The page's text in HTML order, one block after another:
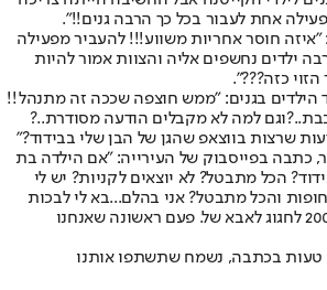
אחת לעבור בכל כך הרבה גנים!!".
"איזה חוסר אחריות משווע!!! להעביר מפעילה
ילדים נחשפים אליה והצוות אמור להיות
כזה???".
הילדים בגנים: "ממש חוצפה שככה זה מתנהל!!
למה לא מקבלים הודעה מסודרת..?
שרצות בווצאפ שהגן של הבן שלי בבידוד?"
כתבה בפייסבוק של העירייה: ״אם הילדה בת
הכל מתבטל? לא יוצאים לקניות? יש לי
והכל מתבטל? אני בהלם...בא לי לבכות
קניתי עוגת יום הולדת ב200 לחגוג לאבא של. פעם ראשונה שאנחנו
טעות בכתבה, נשמח שתשתפו אותנו